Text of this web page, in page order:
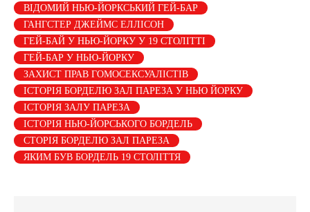
ВІДОМИЙ НЬЮ-ЙОРКСЬКИЙ ГЕЙ-БАР
ГАНГСТЕР ДЖЕЙМС ЕЛЛІСОН
ГЕЙ-БАЙ У НЬЮ-ЙОРКУ У 19 СТОЛІТТІ
ГЕЙ-БАР У НЬЮ-ЙОРКУ
ЗАХИСТ ПРАВ ГОМОСЕКСУАЛІСТІВ
ІСТОРІЯ БОРДЕЛЮ ЗАЛ ПАРЕЗА У НЬЮ ЙОРКУ
ІСТОРІЯ ЗАЛУ ПАРЕЗА
ІСТОРІЯ НЬЮ-ЙОРСЬКОГО БОРДЕЛЬ
СТОРІЯ БОРДЕЛЮ ЗАЛ ПАРЕЗА
ЯКИМ БУВ БОРДЕЛЬ 19 СТОЛІТТЯ